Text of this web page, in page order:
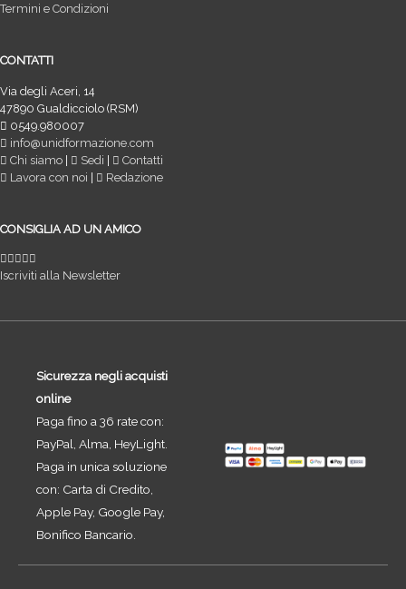
Termini e Condizioni
CONTATTI
Via degli Aceri, 14
47890 Gualdicciolo (RSM)
0549.980007
info@unidformazione.com
Chi siamo
Sedi
Contatti
Lavora con noi
Redazione
CONSIGLIA AD UN AMICO
Iscriviti alla Newsletter
Sicurezza negli acquisti
online
Paga fino a 36 rate con:
PayPal, Alma, HeyLight.
Paga in unica soluzione
con: Carta di Credito,
Apple Pay, Google Pay,
Bonifico Bancario.